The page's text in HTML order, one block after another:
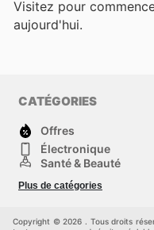
Visitez pour
aujourd'hui.
CATÉGORIES
Offres
Électronique
Santé & Beauté
Sport et loisirs
Bébé
Plus de catégories
Copyright © 2026 . Tous droits